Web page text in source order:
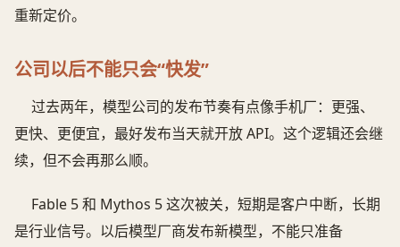
重新定价。
公司以后不能只会“快发”
过去两年，模型公司的发布节奏有点像手机厂：更强、
更快、更便宜，最好发布当天就开放 API。这个逻辑还会继
续，但不会再那么顺。
Fable 5 和 Mythos 5 这次被关，短期是客户中断，长期
是行业信号。以后模型厂商发布新模型，不能只准备